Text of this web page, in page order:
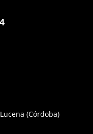
(Córdoba)